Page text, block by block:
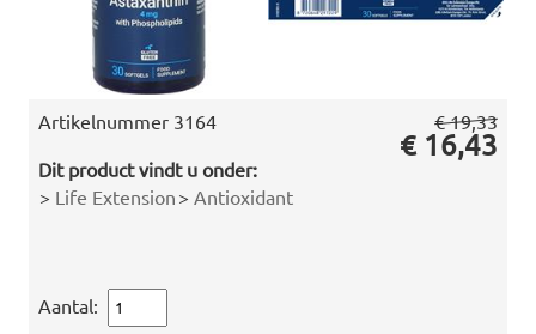
Artikelnummer 3164
Dit product vindt u onder:
> Life Extension > Antioxidant
€ 19,33
€ 16,43
Aantal: